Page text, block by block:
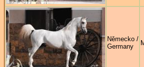
Německo /
Germany